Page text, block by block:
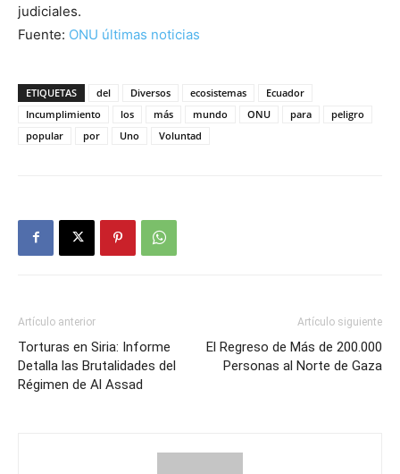
judiciales.
Fuente: ONU últimas noticias
ETIQUETAS del Diversos ecosistemas
Ecuador
Incumplimiento
los más mundo ONU para
peligro
popular
por Uno Voluntad
Artículo anterior
Torturas en Siria: Informe
Detalla las Brutalidades del
Régimen de Al Assad
Artículo siguiente
El Regreso de Más de 200.000
Personas al Norte de Gaza